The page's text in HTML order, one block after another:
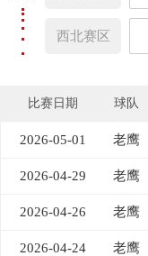
西北赛区
比赛日期 球队
2026-05-01 老鹰
2026-04-29 老鹰
2026-04-26 老鹰
2026-04-24 老鹰